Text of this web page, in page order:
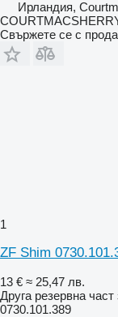
Ирландия,
Свържете се с
1
ZF Shim
13 € ≈ 25,47 лв.
Друга резервна
0730.101.389